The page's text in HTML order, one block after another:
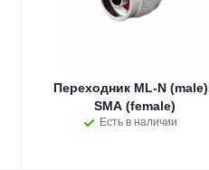
Переходник ML-N
SMA (female)
Есть в наличии